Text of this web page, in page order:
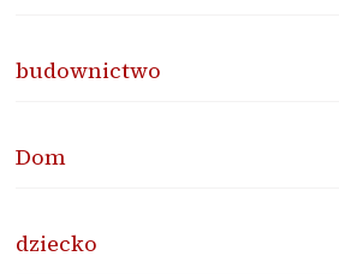
budownictwo
Dom
dziecko